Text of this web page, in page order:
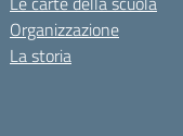
Organizzazione
La storia